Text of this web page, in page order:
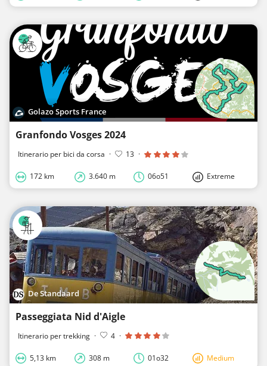
Golazo Sports France
Granfondo Vosges 2024
Itinerario per bici da corsa · 13 ·
172 km 3.640 m 06o51 Extreme
De Standaard
Passeggiata Nid d'Aigle
Itinerario per trekking · 4 ·
5,13 km 308 m 01o32 Medium